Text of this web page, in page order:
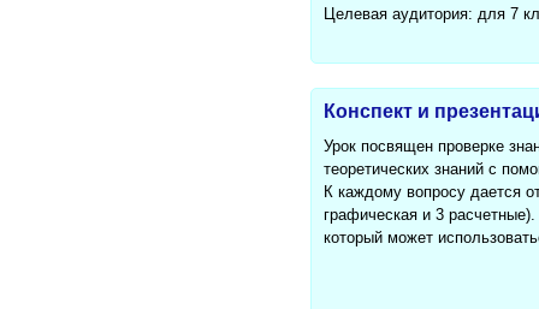
Целевая аудитория: для 7
Конспект и
Урок посвящен проверке
теоретических знаний с
К каждому вопросу дается
графическая и 3
который может